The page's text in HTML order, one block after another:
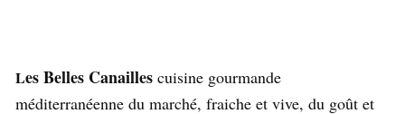
Les Belles Canailles cuisine gourmande
méditerranéenne du marché, fraiche et vive, du goût et